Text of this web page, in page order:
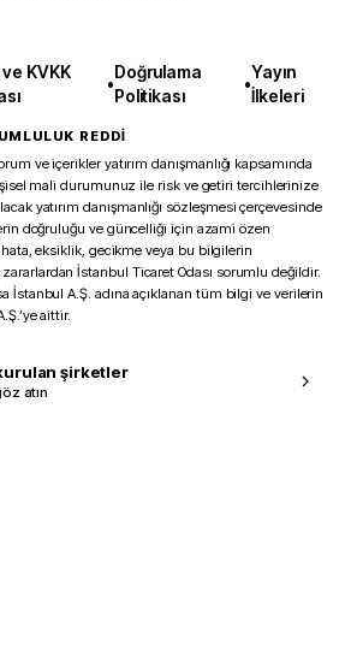
KVKK
•
Doğrulama
Politikası
•
Yayın
İlkeleri
REDDİ
ve içerikler yatırım danışmanlığı kapsamında
mali durumunuz ile risk ve getiri tercihlerinize
yatırım danışmanlığı sözleşmesi çerçevesinde
doğruluğu ve güncelliği için azami özen
eksiklik, gecikme veya bu bilgilerin
İstanbul Ticaret Odası sorumlu değildir.
İstanbul A.Ş. adına açıklanan tüm bilgi ve verilerin
aittir.
şirketler
atın